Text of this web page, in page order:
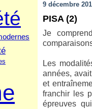
9 décembre
PISA (2)
Je
Les
années,
et
franchir les
épreuves